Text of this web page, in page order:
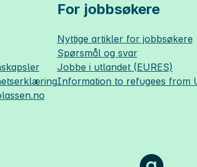
For jobbsøkere
Nyttige artikler for jobbsøkere
Spørsmål og svar
Jobbe i utlandet (EURES)
Information to refugees from